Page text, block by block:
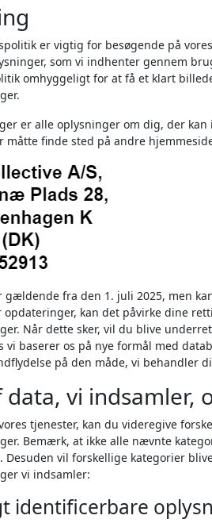
er vigtig for besøgende på
som vi indhenter gennem
omhyggeligt for at få et klart
er alle oplysninger om dig, der
finde sted på andre
gældende fra den 1. juli 2025, men
kan det påvirke dine
Når dette sker, vil du blive
vi baserer os på nye formål med
på den måde, vi behandler
data, vi indsamler,
tjenester, kan du videregive
Bemærk, at ikke alle nævnte
Desuden vil forskellige kategorier
vi indsamler:
identificerbare